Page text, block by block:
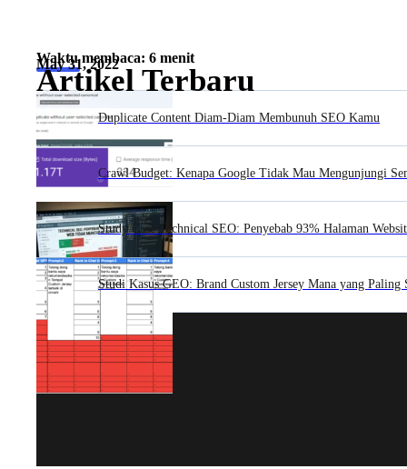
May 31, 2022
Waktu membaca: 6 menit
Artikel Terbaru
Duplicate Content Diam-Diam Membunuh SEO Kamu
Crawl Budget: Kenapa Google Tidak Mau Mengunjungi
Study Case Technical SEO: Penyebab 93% Halaman
Studi Kasus GEO: Brand Custom Jersey Mana yang